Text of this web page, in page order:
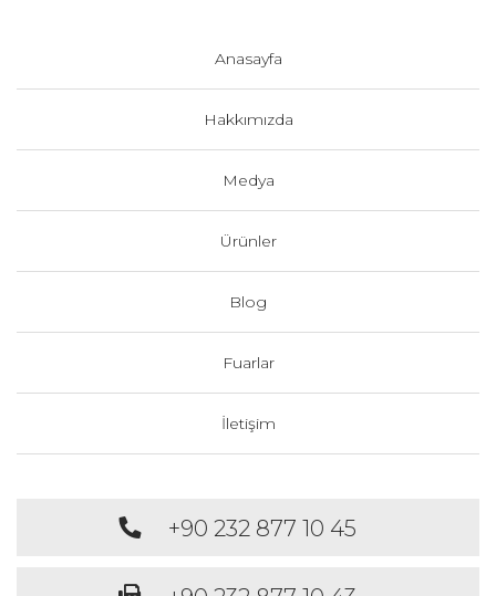
Anasayfa
Hakkımızda
Medya
Ürünler
Blog
Fuarlar
İletişim
+90 232 877 10 45